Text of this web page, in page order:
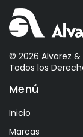
Areparepa
Argensun
Astrales
Avelina
Ayala
Azevedo
Bacalarico
© 2026 Alvarez &
Todos los
Menú
Inicio
Marcas